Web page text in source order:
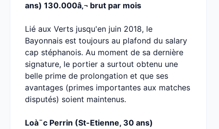
ans) 130.000â‚¬ brut par mois
Lié aux Verts jusqu'en juin 2018, le
Bayonnais est toujours au plafond du salary
cap stéphanois. Au moment de sa dernière
signature, le portier a surtout obtenu une
belle prime de prolongation et que ses
avantages (primes importantes aux matches
disputés) soient maintenus.
Loà¯c Perrin (St-Etienne, 30 ans)